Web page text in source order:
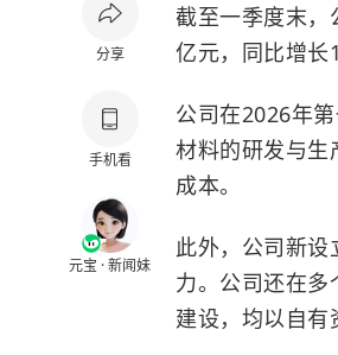
分享
手机看
元宝 · 新闻妹
截至一季度末
亿元，同比增长
公司在2026年
材料的研发与生
成本。
此外，公司新
力。公司还在
建设，均以自有